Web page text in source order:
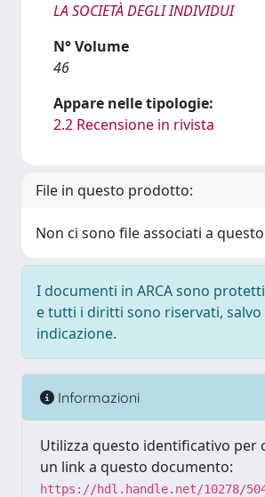
LA SOCIETÀ DEGLI INDIVIDUI
N° Volume
46
Appare nelle tipologie:
2.2 Recensione in rivista
File in questo prodotto:
Non ci sono file associati a
I documenti in ARCA sono
e tutti i diritti sono riservati, salvo
indicazione.
Informazioni
Utilizza questo identificativo per
un link a questo documento:
https://hdl.handle.net/10278/